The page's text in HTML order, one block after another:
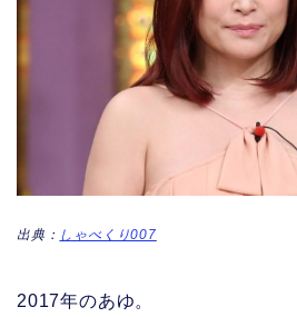
出典： しゃべくり007
2017年のあゆ。